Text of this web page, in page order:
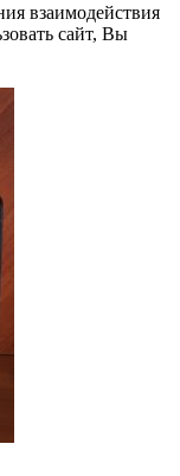
взаимодействия
сайт, Вы